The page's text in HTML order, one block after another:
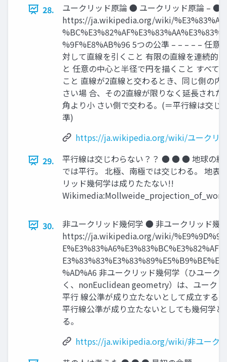
28.
ユークリッド原論 ● ユークリッド原論 – ●
https://ja.wikipedia.org/wiki/
%9F%E8%AB%96 5つの公準 – – – – – 任意
対して直線を引くこと 有限の直線を連続的
と 任意の中心と半径で円を描くこと すべて
こと 直線が2直線と交わるとき、同じ側の
さい場 合、その2直線が限りなく延長された
角より小 さい側で交わる。(＝平行線は交
準)
https://ja.wikipedia.org/wiki/ユークリ
29.
平行線は交じわらない？？ ● ● ● 地球の経
では平行。 北極、南極では交じわる。 地表
リッド幾何学は成りたたない!!
30.
非ユークリッド幾何学 ● 非ユークリッド
https://ja.wikipedia.org/wiki/%E9%9D%9
%AD%A6 非ユークリッド幾何学（ひユーク
く、nonEuclidean geometry）は、ユーク
平行 線公準が成り立たないとして成立する
平行線公準が成り立たないとしても幾何学
る。
https://ja.wikipedia.org/wiki/非ユーク